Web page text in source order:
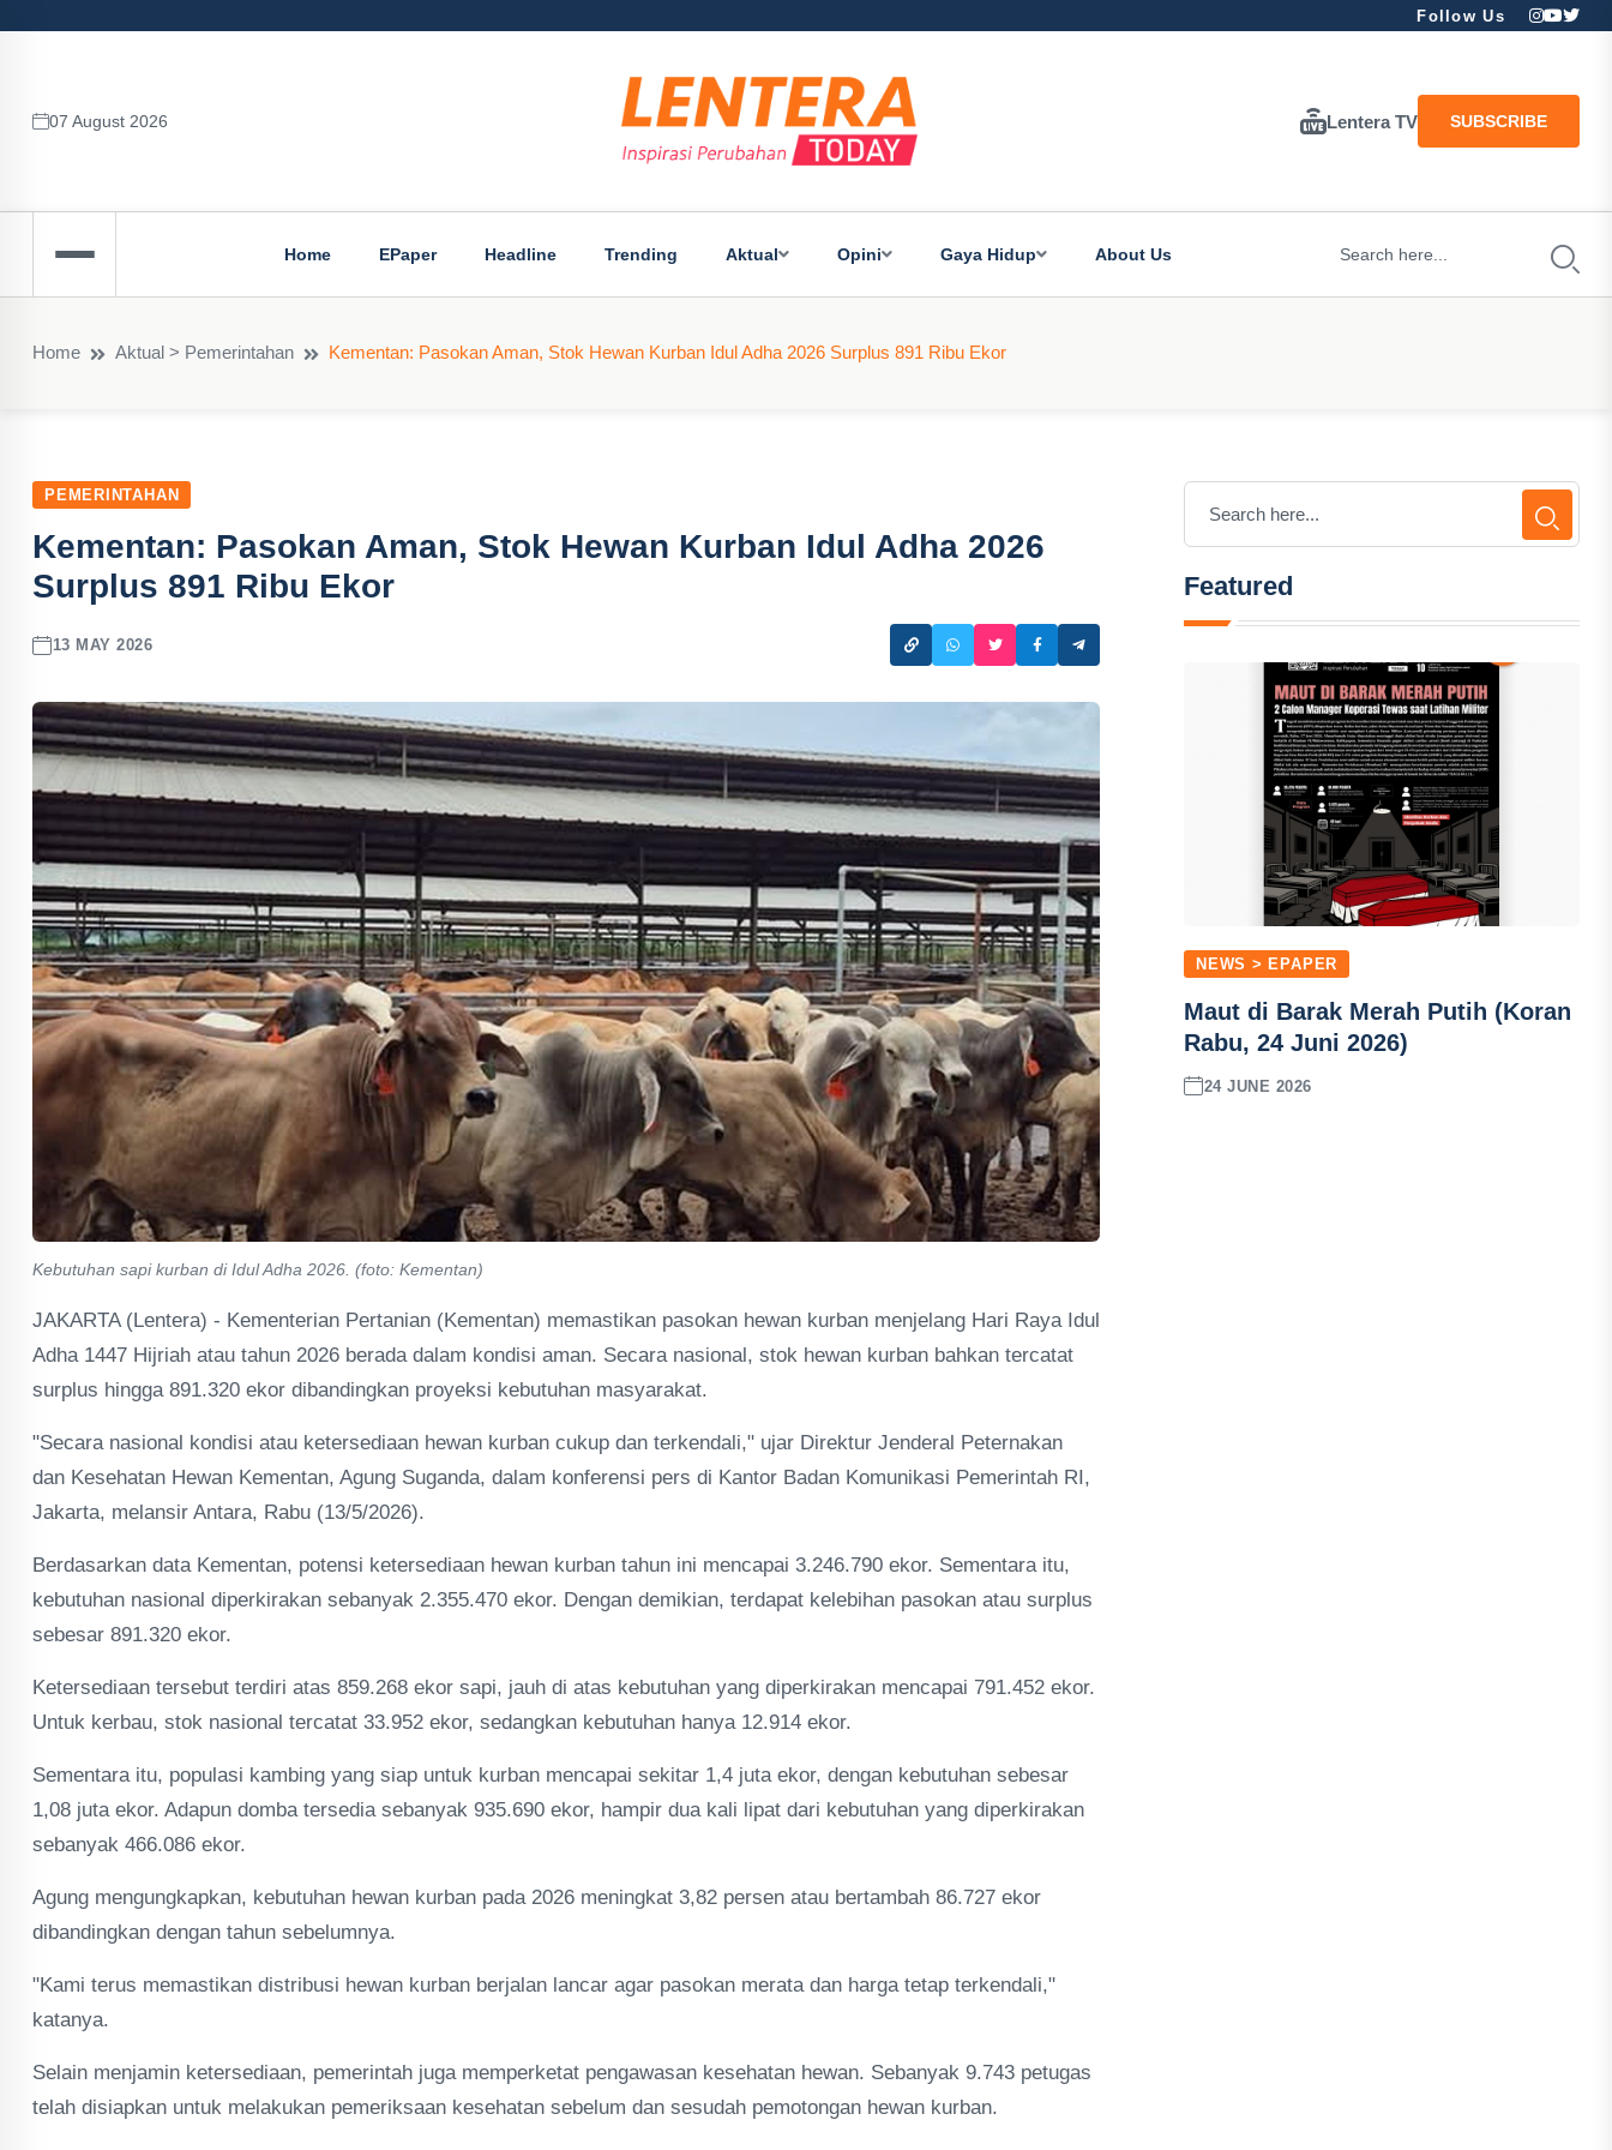
Follow Us
07 August 2026 Lentera TV SUBSCRIBE
Home EPaper Headline Trending Aktual Opini Gaya Hidup About Us
Home Aktual > Pemerintahan Kementan: Pasokan Aman, Stok Hewan Kurban Idul Adha 2026 Surplus 891 Ribu Ekor
PEMERINTAHAN
Kementan: Pasokan Aman, Stok Hewan Kurban Idul Adha 2026
Surplus 891 Ribu Ekor
13 MAY 2026
Kebutuhan sapi kurban di Idul Adha 2026. (foto: Kementan)
JAKARTA (Lentera) - Kementerian Pertanian (Kementan) memastikan pasokan hewan kurban menjelang Hari Raya Idul
Adha 1447 Hijriah atau tahun 2026 berada dalam kondisi aman. Secara nasional, stok hewan kurban bahkan tercatat
surplus hingga 891.320 ekor dibandingkan proyeksi kebutuhan masyarakat.
"Secara nasional kondisi atau ketersediaan hewan kurban cukup dan terkendali," ujar Direktur Jenderal Peternakan
dan Kesehatan Hewan Kementan, Agung Suganda, dalam konferensi pers di Kantor Badan Komunikasi Pemerintah RI,
Jakarta, melansir Antara, Rabu (13/5/2026).
Berdasarkan data Kementan, potensi ketersediaan hewan kurban tahun ini mencapai 3.246.790 ekor. Sementara itu,
kebutuhan nasional diperkirakan sebanyak 2.355.470 ekor. Dengan demikian, terdapat kelebihan pasokan atau surplus
sebesar 891.320 ekor.
Ketersediaan tersebut terdiri atas 859.268 ekor sapi, jauh di atas kebutuhan yang diperkirakan mencapai 791.452 ekor.
Untuk kerbau, stok nasional tercatat 33.952 ekor, sedangkan kebutuhan hanya 12.914 ekor.
Sementara itu, populasi kambing yang siap untuk kurban mencapai sekitar 1,4 juta ekor, dengan kebutuhan sebesar
1,08 juta ekor. Adapun domba tersedia sebanyak 935.690 ekor, hampir dua kali lipat dari kebutuhan yang diperkirakan
sebanyak 466.086 ekor.
Agung mengungkapkan, kebutuhan hewan kurban pada 2026 meningkat 3,82 persen atau bertambah 86.727 ekor
dibandingkan dengan tahun sebelumnya.
"Kami terus memastikan distribusi hewan kurban berjalan lancar agar pasokan merata dan harga tetap terkendali,"
katanya.
Selain menjamin ketersediaan, pemerintah juga memperketat pengawasan kesehatan hewan. Sebanyak 9.743 petugas
telah disiapkan untuk melakukan pemeriksaan kesehatan sebelum dan sesudah pemotongan hewan kurban.
Featured
NEWS > EPAPER
Maut di Barak Merah Putih (Koran
Rabu, 24 Juni 2026)
24 JUNE 2026